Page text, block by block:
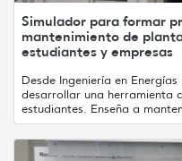
Simulador para formar
mantenimiento de
estudiantes y empresas
Desde Ingeniería en
desarrollar una herramienta
estudiantes. Enseña a